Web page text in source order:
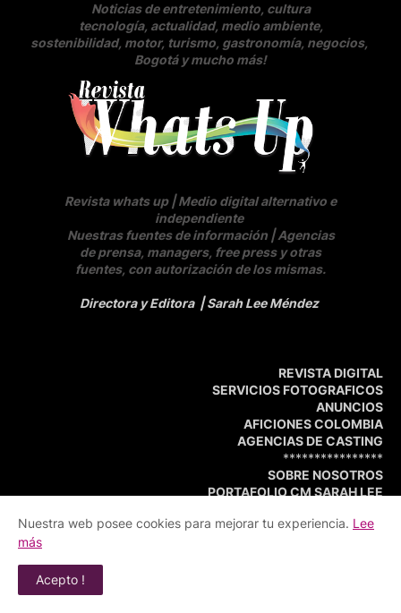
Noticias de entretenimiento, cultura
tecnología, actualidad, medio ambiente,
sostenibilidad, motor, turismo, gastronomía, negocios,
Bogotá y mucho más!
Revista whats up | Medio digital alternativo e
independiente
Nuestras fuentes de información | Agencias
de prensa, managers, free press y otras
fuentes, con autorización de los mismas.
Directora y Editora| Sarah Lee Méndez
REVISTA DIGITAL
SERVICIOS FOTOGRAFICOS
ANUNCIOS
AFICIONES COLOMBIA
AGENCIAS DE CASTING
****************
SOBRE NOSOTROS
PORTAFOLIO CM SARAH LEE
Nuestra web posee cookies para mejorar tu experiencia. Lee
más
Acepto !